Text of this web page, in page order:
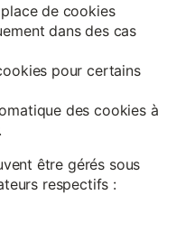
de cookies
dans des cas
pour certains
des cookies à
être gérés sous
respectifs :